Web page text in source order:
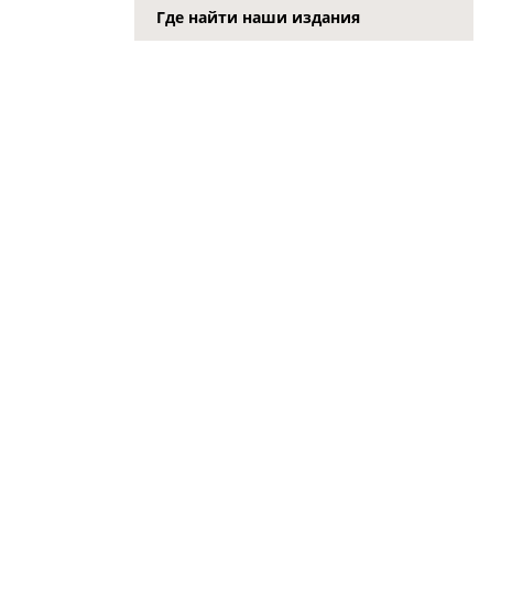
Где найти наши издания